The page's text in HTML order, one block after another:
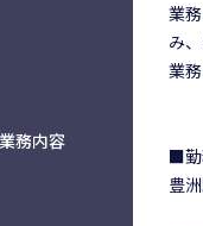
業務内容
業
み
業
■勤
豊